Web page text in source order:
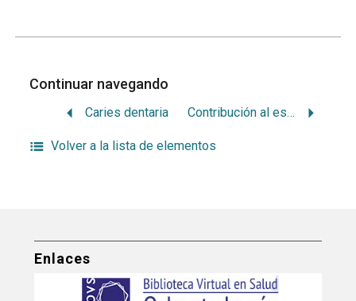
Continuar navegando
Caries dentaria Contribución al estudio de las coronas parciales con rielera
Volver a la lista de elementos
Enlaces